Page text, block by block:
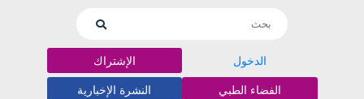
الدخول الإشتراك
الفضاء الطبي النشرة الإخبارية